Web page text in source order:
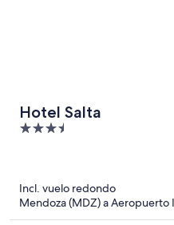
Hotel Salta
3.5
Incl. vuelo redondo
Mendoza (MDZ) a
Güemes (SLA)